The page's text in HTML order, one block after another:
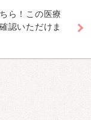
ら！この医療
認いただけま